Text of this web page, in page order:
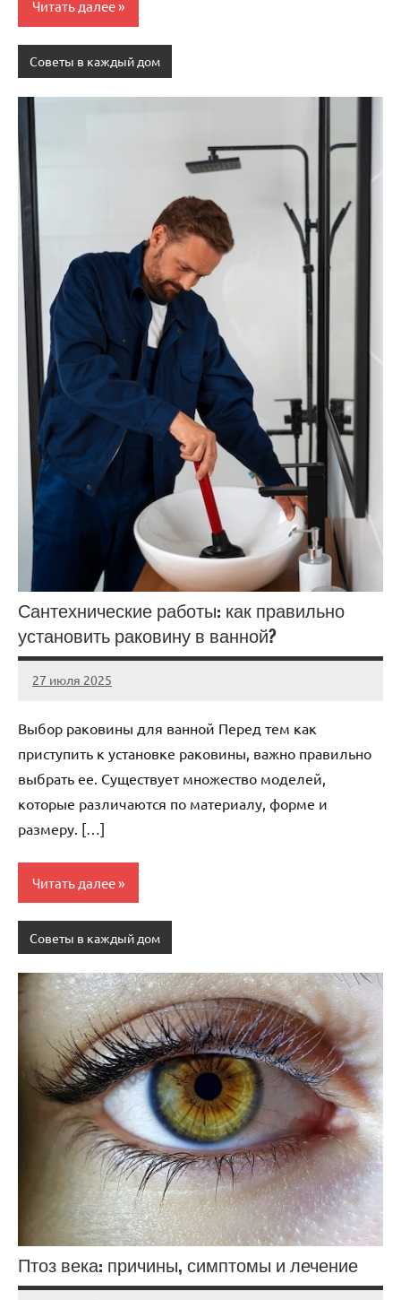
Читать далее
Советы в каждый дом
Сантехнические работы: как правильно
установить раковину в ванной?
27 июля 2025
Avtor
Нет
Выбор раковины для ванной Перед тем как
приступить к установке раковины, важно правильно
выбрать ее. Существует множество моделей,
которые различаются по материалу, форме и
размеру. […]
Читать далее
Советы в каждый дом
Птоз века: причины, симптомы и лечение